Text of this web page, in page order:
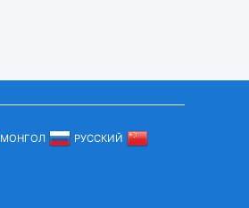
МОНГОЛ
РУССКИЙ